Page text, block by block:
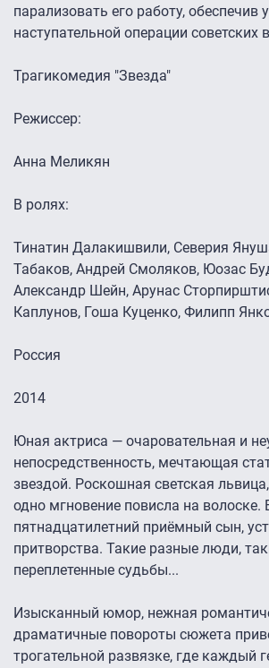
парализовать его работу, обеспечив
наступательной операции советских
Трагикомедия "Звезда"
Режиссер:
Анна Меликян
В ролях:
Тинатин Далакишвили, Северия
Табаков, Андрей Смоляков, Юозас
Александр Шейн, Арунас
Каплунов, Гоша Куценко, Филипп
Россия
2014
Юная актриса — очаровательная и
непосредственность, мечтающая
звездой. Роскошная светская
одно мгновение повисла на волоске.
пятнадцатилетний приёмный сын,
притворства. Такие разные люди,
переплетенные судьбы...
Изысканный юмор, нежная
драматичные повороты сюжета
трогательной развязке, где каждый